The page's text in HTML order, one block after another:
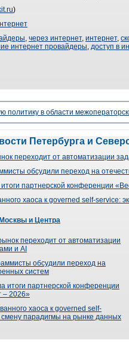
)
, через интернет, интернет,
интернет провайдеры, доступ в
политику в области
Петербурга и
переходит от автоматизации
обсудили переход на
партнерской конференции
хаоса к governed self-service:
и Центра
переходит от автоматизации
и AI
обсудили переход на
систем
итоги партнерской конференции
– 2026»
хаоса к governed self-
парадигмы на рынке данных